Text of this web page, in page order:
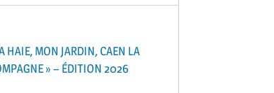
HAIE, MON JARDIN, CAEN LA
» – ÉDITION 2026